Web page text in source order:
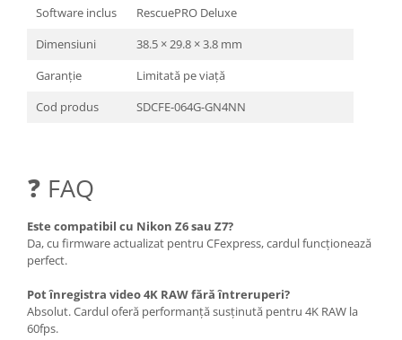
Software inclus
RescuePRO Deluxe
Dimensiuni
38.5 × 29.8 × 3.8 mm
Garanție
Limitată pe viață
Cod produs
SDCFE-064G-GN4NN
❓ FAQ
Este compatibil cu Nikon Z6 sau Z7?
Da, cu firmware actualizat pentru CFexpress, cardul funcționează
perfect.
Pot înregistra video 4K RAW fără întreruperi?
Absolut. Cardul oferă performanță susținută pentru 4K RAW la
60fps.